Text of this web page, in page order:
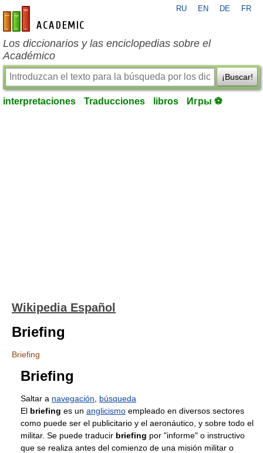
es-academic.com
RU EN DE FR
Los diccionarios y las enciclopedias sobre el
Académico
¡Buscar!
interpretaciones Traducciones libros Игры ⚽
Wikipedia Español
Briefing
Briefing
Briefing
Saltar a navegación
búsqueda
El briefing es un anglicismo empleado en diversos sectores
como puede ser el publicitario y el aeronáutico, y sobre todo el
militar. Se puede traducir briefing por "informe" o instructivo
que se realiza antes del comienzo de una misión militar o